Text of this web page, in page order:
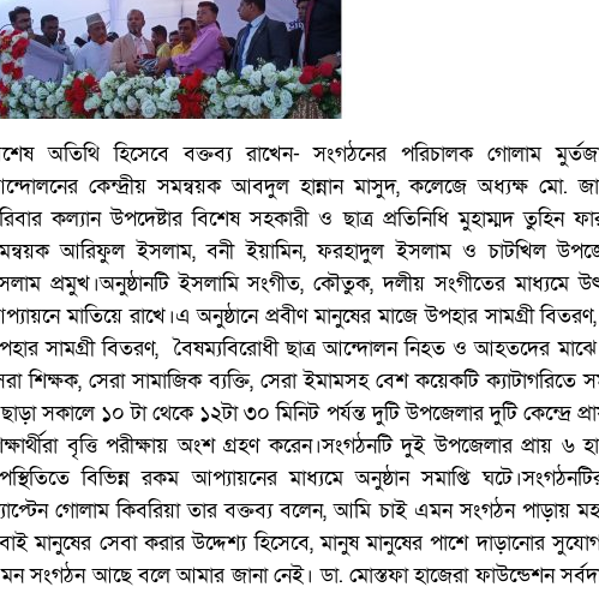
অতিথি হিসেবে বক্তব্য রাখেন- সংগঠনের পরিচালক গোলাম
কেন্দ্রীয় সমন্বয়ক আবদুল হান্নান মাসুদ, কলেজে অধ্যক্ষ মো.
কল্যান উপদেষ্টার বিশেষ সহকারী ও ছাত্র প্রতিনিধি মুহাম্মদ তুহিন
আরিফুল ইসলাম, বনী ইয়ামিন, ফরহাদুল ইসলাম ও চাটখিল
প্রমুখ।অনুষ্ঠানটি ইসলামি সংগীত, কৌতুক, দলীয় সংগীতের
মাতিয়ে রাখে।এ অনুষ্ঠানে প্রবীণ মানুষের মাজে উপহার সামগ্রী
সামগ্রী বিতরণ, বৈষম্যবিরোধী ছাত্র আন্দোলন নিহত ও আহতদের মাঝে
শিক্ষক, সেরা সামাজিক ব্যক্তি, সেরা ইমামসহ বেশ কয়েকটি ক্যাটাগরিতে
সকালে ১০ টা থেকে ১২টা ৩০ মিনিট পর্যন্ত দুটি উপজেলার দুটি কেন্দ্রে
বৃত্তি পরীক্ষায় অংশ গ্রহণ করেন।সংগঠনটি দুই উপজেলার প্রায় ৬
বিভিন্ন রকম আপ্যায়নের মাধ্যমে অনুষ্ঠান সমাপ্তি
গোলাম কিবরিয়া তার বক্তব্য বলেন, আমি চাই এমন সংগঠন পাড়ায়
মানুষের সেবা করার উদ্দেশ্য হিসেবে, মানুষ মানুষের পাশে দাড়ানোর
সংগঠন আছে বলে আমার জানা নেই। ডা. মোস্তফা হাজেরা ফাউন্ডেশন